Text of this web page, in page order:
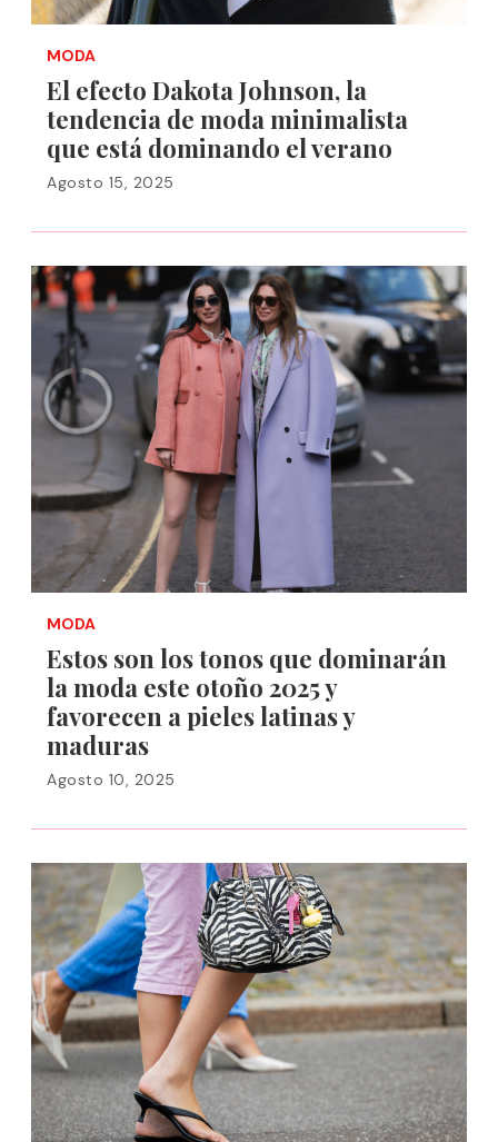
MODA
El efecto Dakota Johnson, la
tendencia de moda minimalista
que está dominando el verano
Agosto 15, 2025
MODA
Estos son los tonos que dominarán
la moda este otoño 2025 y
favorecen a pieles latinas y
maduras
Agosto 10, 2025